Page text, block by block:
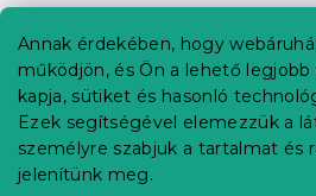
Annak érdekében, hogy
működjön, és Ön a lehető legjobb
kapja, sütiket és hasonló
Ezek segítségével elemezzük a
személyre szabjuk a tartalmat és
jelenítünk meg.
á
Információ az Ön
Rendelés követése
Szállítási lehetőségek
Fizetési lehetőségek
Reklamáció és áruvisszaküldés